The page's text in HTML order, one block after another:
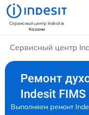
Сервисный центр Indesitв
Казани
Сервисный центр
Ремонт
Indesit
Выполняем ремонт